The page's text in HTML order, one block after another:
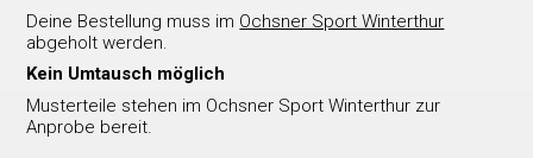
Deine Bestellung muss im Ochsner Sport Winterthur
abgeholt werden.
Kein Umtausch möglich
Musterteile stehen im Ochsner Sport Winterthur zur
Anprobe bereit.